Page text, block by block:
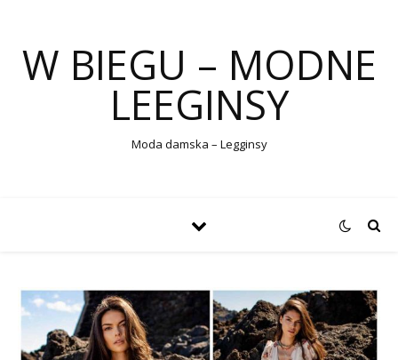
W BIEGU – MODNE
LEEGINSY
Moda damska – Legginsy